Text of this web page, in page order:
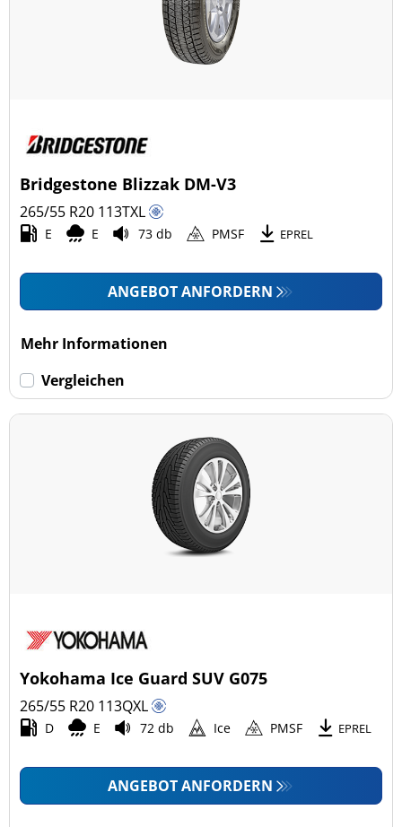
Bridgestone Blizzak DM-V3
265/55 R20 113TXL
E E 73 db PMSF EPREL
ANGEBOT ANFORDERN
Mehr Informationen
Vergleichen
Yokohama Ice Guard SUV G075
265/55 R20 113QXL
D E 72 db Ice PMSF EPREL
ANGEBOT ANFORDERN